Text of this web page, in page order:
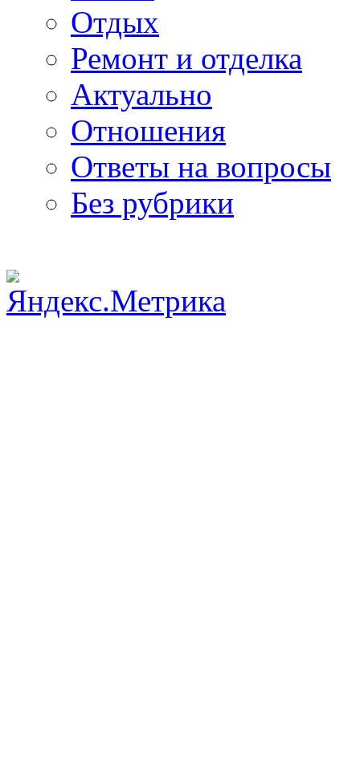
Отдых
Ремонт и отделка
Актуально
Отношения
Ответы на вопросы
Без рубрики